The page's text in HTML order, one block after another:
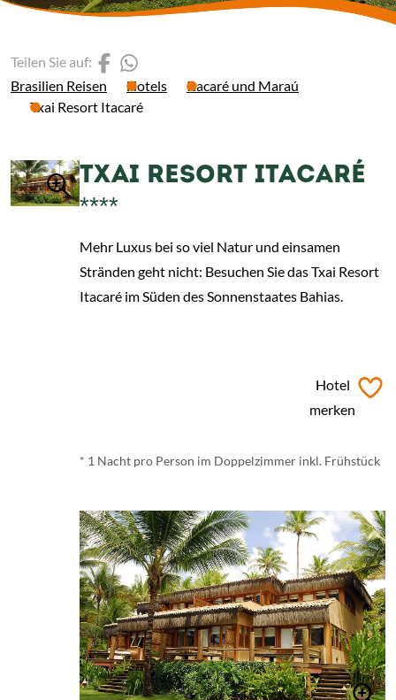
Brasilien Reisen Hotels
Itacaré und Maraú
Txai Resort Itacaré
Teilen Sie auf: (Link öffnet einen neuen
TXAI RESORT ITACARÉ
****
Mehr Luxus bei so viel Natur und einsamen
Stränden geht nicht: Besuchen Sie das Txai Resort
Itacaré im Süden des Sonnenstaates Bahias.
Hotel
merken
* 1 Nacht pro Person im Doppelzimmer inkl. Frühstück